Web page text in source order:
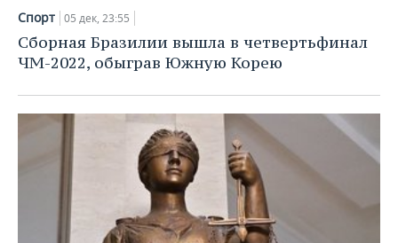
КОРОЛИ ГОСЗАКАЗА ПФО
ВУЗЫ ТАТАРСТАНА
КОМУ ПРИНАДЛЕЖАТ
ТАТАРСТАНА
ФИНАНСЫ
БАНКИ
БЮДЖЕТ
ИНВЕСТИЦИИ
НОВОСТИ
ПРОМЫШЛЕННОСТИ
АГРОПРОМ
НЕДВИЖИМОСТЬ
НОВОСТИ НЕДВИЖИМОСТИ
АВТО
НОВОСТИ АВТО
БИЗНЕС
НОВОСТИ БИЗНЕСА
РОЗНИЧНАЯ ТОРГОВЛЯ
ТРАНСПОРТ
ТЕХНОЛОГИИ
НОВОСТИ ТЕХНОЛОГИЙ
МЕРОПРИЯТИЯ
НОВОСТИ МЕРОПРИЯТИЙ
Спорт 05 дек, 23:55
Сборная Бразилии вышла в четвертьфинал
ЧМ-2022, обыграв Южную Корею